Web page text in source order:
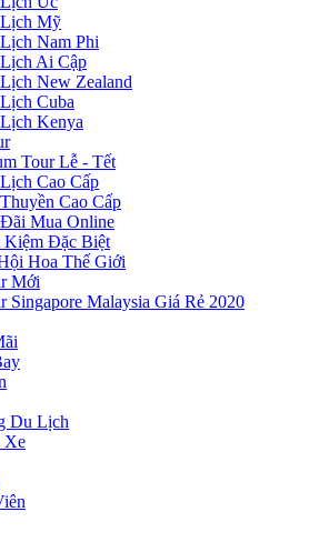
Mỹ
Nam Phi
Ai Cập
New Zealand
Cuba
Kenya
Tour Lễ - Tết
Cao Cấp
Cao Cấp
Mua Online
Kiệm Đặc Biệt
Hoa Thế Giới
Mới
Singapore Malaysia Giá Rẻ 2020
Du Lịch
Xe